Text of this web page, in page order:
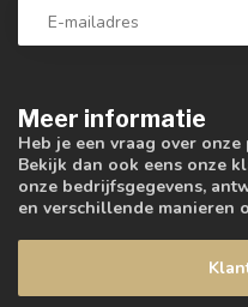
Meer informatie
Heb je een vraag over
Bekijk dan ook eens onze
onze bedrijfsgegevens,
en verschillende manieren